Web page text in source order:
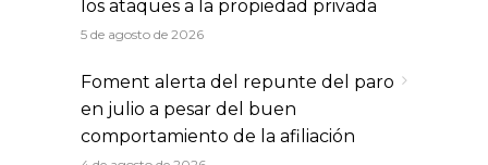
los ataques a la propiedad privada
5 de agosto de 2026
Foment alerta del repunte del paro
en julio a pesar del buen
comportamiento de la afiliación